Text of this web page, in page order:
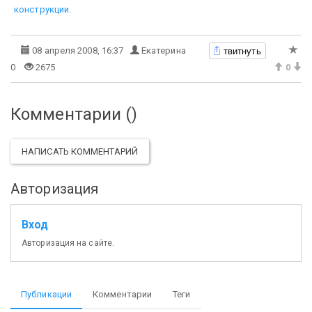
конструкции
08 апреля 2008, 16:37 Екатерина твитнуть
0 2675 0
Комментарии ()
НАПИСАТЬ КОММЕНТАРИЙ
Авторизация
Вход
Авторизация на сайте.
Публикации Комментарии Теги